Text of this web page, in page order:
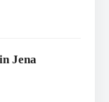
Jena